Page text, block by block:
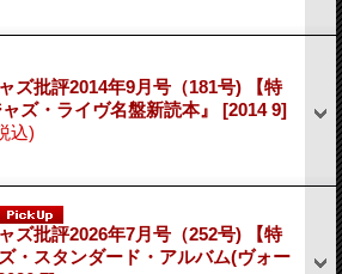
ズ批評2014年9月号（181号) 【特
ズ・ライヴ名盤新読本』 [2014 9]
込)
ズ批評2026年7月号（252号) 【特
・スタンダード・アルバム(ヴォー